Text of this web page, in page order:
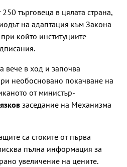
търговеца в цялата страна,
на адаптация към Закона
който институциите
вече в ход и започва
необосновано покачване на
от министър-
заседание на Механизма
са стоките от първа
пълна информация за
увеличение на цените.